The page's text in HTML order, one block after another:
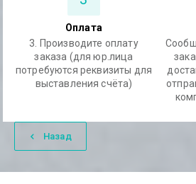
Оплата
3. Производите оплату
заказа (для юр.лица
потребуются реквизиты для
выставления счёта)
Назад